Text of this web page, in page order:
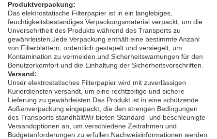
Produktverpackung:
Das elektrostatische Filterpapier ist in ein langlebiges,
feuchtigkeitsbeständiges Verpackungsmaterial verpackt, um die
Unversehrtheit des Produkts während des Transports zu
gewährleisten.Jede Verpackung enthält eine bestimmte Anzahl
von Filterblättern, ordentlich gestapelt und versiegelt, um
Kontamination zu vermeiden.und Sicherheitswarnungen für den
Benutzerkomfort und die Einhaltung der Sicherheitsvorschriften.
Versand:
Unser elektrostatisches Filterpapier wird mit zuverlässigen
Kurierdiensten versandt, um eine rechtzeitige und sichere
Lieferung zu gewährleisten.Das Produkt ist in eine schützende
Außenverpackung eingepackt, die den strengen Bedingungen
des Transports standhältWir bieten Standard- und beschleunigte
Versandoptionen an, um verschiedene Zeitrahmen und
Budgetanforderungen zu erfüllen.Nachweisinformationen werden